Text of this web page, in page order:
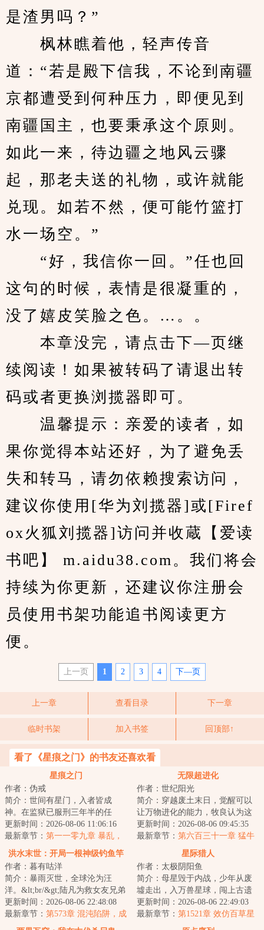
是渣男吗？”
枫林瞧着他，轻声传音
道：“若是殿下信我，不论到南疆
京都遭受到何种压力，即便见到
南疆国主，也要秉承这个原则。
如此一来，待边疆之地风云骤
起，那老夫送的礼物，或许就能
兑现。如若不然，便可能竹篮打
水一场空。”
“好，我信你一回。”任也回
这句的时候，表情是很凝重的，
没了嬉皮笑脸之色。…。。
本章没完，请点击下—页继
续阅读！如果被转码了请退出转
码或者更换浏揽器即可。
温馨提示：亲爱的读者，如
果你觉得本站还好，为了避免丢
失和转马，请勿依赖搜索访问，
建议你使用[华为刘揽器]或[Firef
ox火狐刘揽器]访问并收蔵【爱读
书吧】 m.aidu38.com。我们将会
持续为你更新，还建议你注册会
员使用书架功能追书阅读更方
便。
上一页 1 2 3 4 下—页
上一章 查看目录 下一章
临时书架 加入书签 回顶部↑
看了《星痕之门》的书友还喜欢看
星痕之门
作者：伪戒
简介：世间有星门，入者皆成
神。在监狱已服刑三年半的任
也，突然被一位神秘人接见。对
方说：“如果你愿意...
更新时间：2026-08-06 11:06:16
最新章节： 第一一零九章 暴乱，
灯下黑之计
无限超进化
作者：世纪阳光
简介：穿越废土末日，觉醒可以
让万物进化的能力，牧良认为这
很刑，日子越来越有判头了。一
棵草，被他进化...
更新时间：2026-08-06 09:45:35
最新章节： 第六百三十一章 猛牛
洪水末世：开局一根神级钓鱼竿
作者：暮有咕洋
简介：暴雨灭世，全球沦为汪
洋。&lt;br/&gt;陆凡为救女友兄弟
豁出性命，却被一刀穿心，推下
船喂鲨鱼。&lt...
更新时间：2026-08-06 22:48:08
最新章节： 第573章 混沌陷阱，成
为猎物的众人
星际猎人
作者：太极阴阳鱼
简介：母星毁于内战，少年从废
墟走出，入万兽星球，闯上古遗
弃之地，盗药都仙缘，窃未来文
明科技……杀伐...
更新时间：2026-08-06 22:49:03
最新章节： 第1521章 效仿百草星